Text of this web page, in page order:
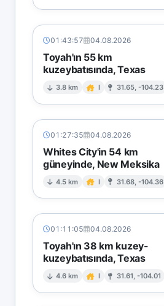
01:43:57 04.08.2026
Toyah'ın 55 km
kuzeybatısında, Texas
3.8 km I 31.65, -104.23
01:27:35 04.08.2026
Whites City'in 54 km
güneyinde, New Meksika
4.5 km I 31.68, -104.36
01:11:05 04.08.2026
Toyah'ın 38 km kuzey-
kuzeybatısında, Texas
4.6 km I 31.61, -104.01